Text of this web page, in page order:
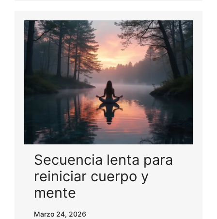
Secuencia lenta para
reiniciar cuerpo y
mente
Marzo 24, 2026